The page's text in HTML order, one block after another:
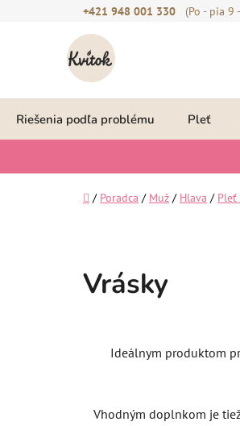
+421 948 001 330 (Po - pia 9
Riešenia podľa problému Pleť
Domov
/ Poradca / Muž / Hlava / Pleť
Vrásky
Ideálnym produktom
Vhodným doplnkom je